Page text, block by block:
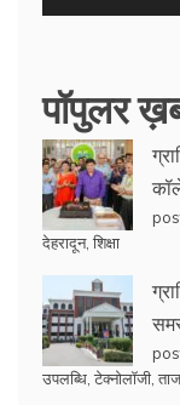
पॉपुलर
देहरादून, शिक्षा
उपलब्धि टेक्नोलॉजी